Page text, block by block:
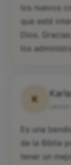
los nuevos
que esté
Dios. Gracias
los
K
Karla
Es una
de la Biblia
tener un